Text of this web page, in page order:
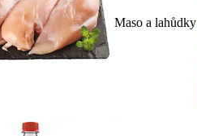
Maso a lahůdky